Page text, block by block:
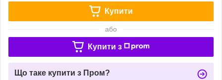
Купити
або
Купити з
Що таке купити з Пром?